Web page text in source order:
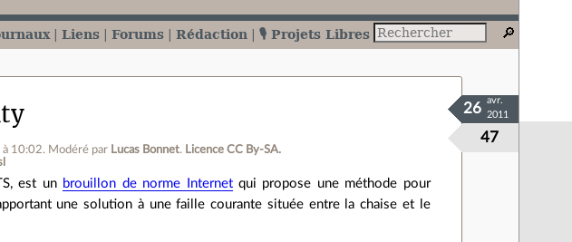
Liens Forums Rédaction 🎙️ Projets Libres
à 10:02. Modéré par Lucas Bonnet. Licence CC By‑SA.
47
26
avr.
2011
est un brouillon de norme Internetqui propose une méthode pour
une solution à une faille courante située entre la chaise et le